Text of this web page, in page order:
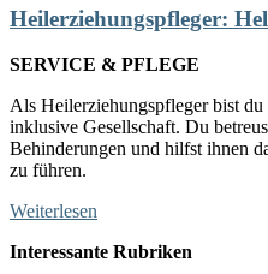
Heilerziehungspfleger:
SERVICE & PFLEGE
Als Heilerziehungspfleger bist
inklusive Gesellschaft. Du
Behinderungen und hilfst ihnen
zu führen.
Weiterlesen
Interessante Rubriken